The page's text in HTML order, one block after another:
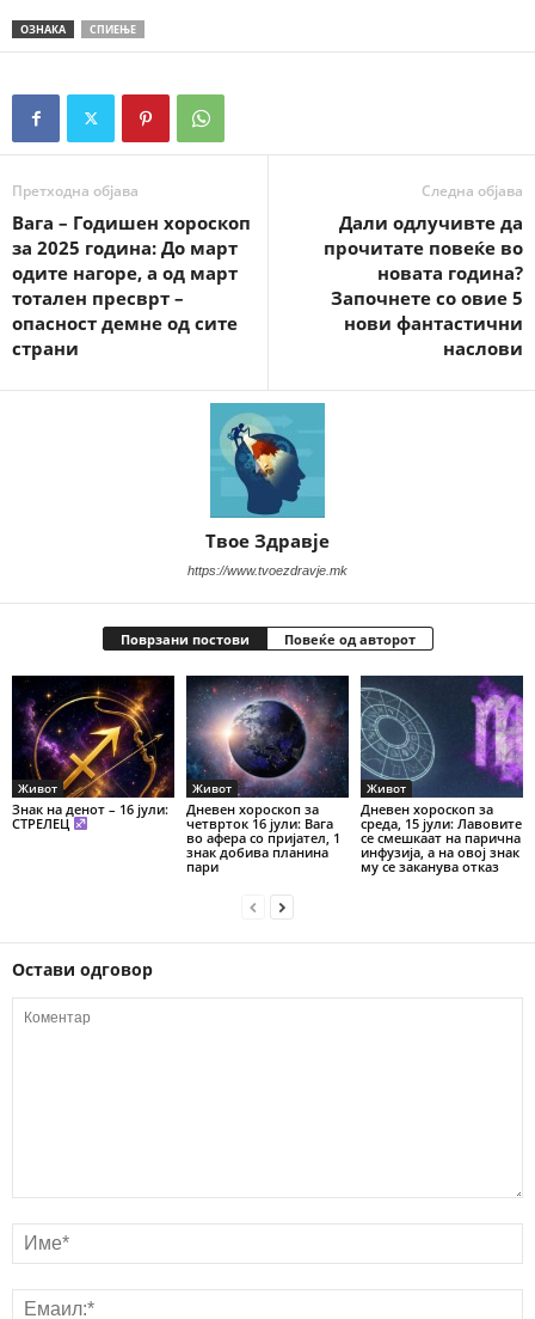
ОЗНАКА СПИЕЊЕ
Претходна објава
Вага – Годишен хороскоп
за 2025 година: До март
одите нагоре, а од март
тотален пресврт –
опасност демне од сите
страни
Следна објава
Дали одлучивте да
прочитате повеќе во
новата година?
Започнете со овие 5
нови фантастични
наслови
Твое Здравје
https://www.tvoezdravje.mk
Поврзани постови Повеќе од авторот
Живот
Знак на денот – 16 јули:
СТРЕЛЕЦ
Живот
Дневен хороскоп за
четврток 16 јули: Вага
во афера со пријател, 1
знак добива планина
пари
Живот
Дневен хороскоп за
среда, 15 јули: Лавовите
се смешкаат на парична
инфузија, а на овој знак
му се заканува отказ
Остави одговор